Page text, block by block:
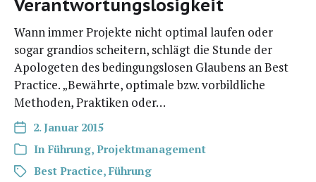
Verantwortungslosigkeit
Wann immer Pro­jek­te nicht opti­mal lau­fen oder
sogar gran­di­os schei­tern, schlägt die Stun­de der
Apo­lo­ge­ten des bedin­gungs­lo­sen Glau­bens an Best
Prac­ti­ce. „Bewähr­te, opti­ma­le bzw. vor­bild­li­che
Metho­den, Prak­ti­ken oder…
2. Januar 2015
In Führung, Projektmanagement
Best Practice, Führung